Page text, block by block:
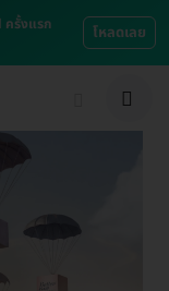
ครั้งแรก
โหลดเลย